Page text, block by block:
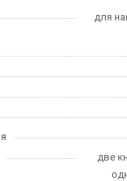
для
две